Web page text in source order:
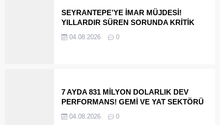
SEYRANTEPE’YE İMAR MÜJDESİ!
YILLARDIR SÜREN SORUNDA KRİTİK
04.08.2026 0
7 AYDA 831 MİLYON DOLARLIK DEV
PERFORMANS! GEMİ VE YAT SEKTÖRÜ
04.08.2026 0